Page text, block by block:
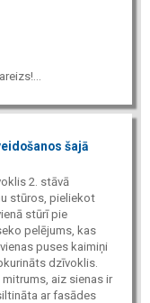
šajā
2. stāvā
stūros, pieliekot
stūrī pie
pelējums, kas
puses kaimiņi
dzīvoklis.
aiz sienas ir
ar fasādes